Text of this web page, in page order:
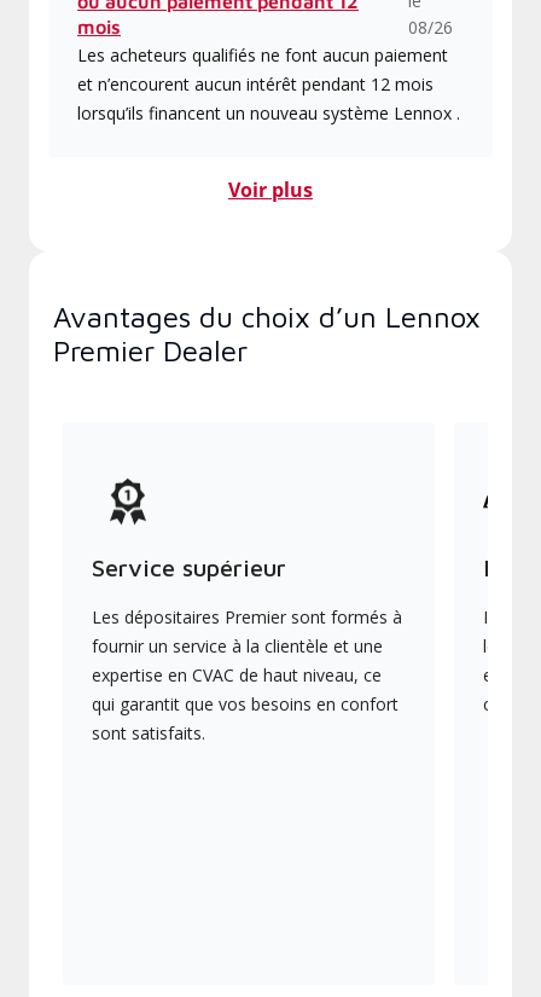
mois
08/26
Les acheteurs qualifiés ne font aucun paiement
et n’encourent aucun intérêt pendant 12 mois
lorsqu’ils financent un nouveau système Lennox .
Voir plus
Avantages du choix d’un Lennox
Premier Dealer
Service supérieur
Les dépositaires Premier sont formés à
fournir un service à la clientèle et une
expertise en CVAC de haut niveau, ce
qui garantit que vos besoins en confort
sont satisfaits.
Ils
les
en